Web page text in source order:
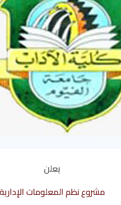
يعلن
مشروع نظم المعلومات الإدارية